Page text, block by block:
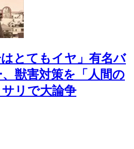
はとてもイヤ」有名バ
獣害対策を「人間の
リで大論争